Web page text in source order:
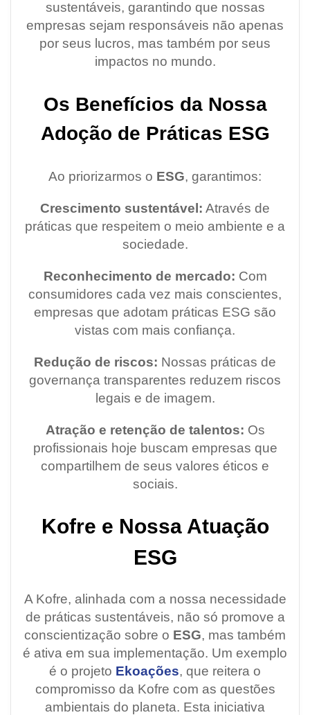
sustentáveis, garantindo que nossas
empresas sejam responsáveis não apenas
por seus lucros, mas também por seus
impactos no mundo.
Os Benefícios da Nossa
Adoção de Práticas ESG
Ao priorizarmos o ESG, garantimos:
Crescimento sustentável: Através de
práticas que respeitem o meio ambiente e a
sociedade.
Reconhecimento de mercado: Com
consumidores cada vez mais conscientes,
empresas que adotam práticas ESG são
vistas com mais confiança.
Redução de riscos: Nossas práticas de
governança transparentes reduzem riscos
legais e de imagem.
Atração e retenção de talentos: Os
profissionais hoje buscam empresas que
compartilhem de seus valores éticos e
sociais.
Kofre e Nossa Atuação
ESG
A Kofre, alinhada com a nossa necessidade
de práticas sustentáveis, não só promove a
conscientização sobre o ESG, mas também
é ativa em sua implementação. Um exemplo
é o projeto Ekoações, que reitera o
compromisso da Kofre com as questões
ambientais do planeta. Esta iniciativa